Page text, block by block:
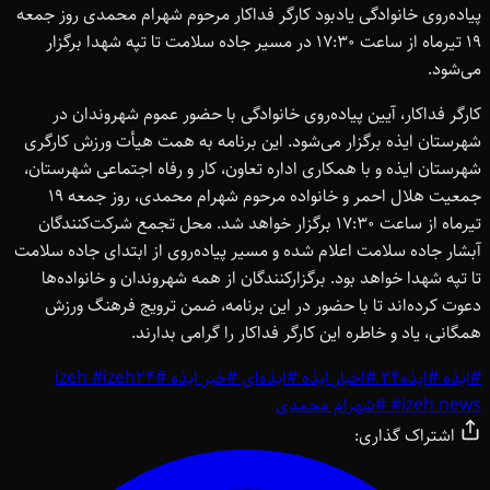
پیاده‌روی خانوادگی یادبود کارگر فداکار مرحوم شهرام محمدی روز جمعه
19 تیرماه از ساعت 17:30 در مسیر جاده سلامت تا تپه شهدا برگزار
می‌شود.
کارگر فداکار، آیین پیاده‌روی خانوادگی با حضور عموم شهروندان در
شهرستان ایذه برگزار می‌شود. این برنامه به همت هیأت ورزش کارگری
شهرستان ایذه و با همکاری اداره تعاون، کار و رفاه اجتماعی شهرستان،
جمعیت هلال احمر و خانواده مرحوم شهرام محمدی، روز جمعه 19
تیرماه از ساعت 17:30 برگزار خواهد شد. محل تجمع شرکت‌کنندگان
آبشار جاده سلامت اعلام شده و مسیر پیاده‌روی از ابتدای جاده سلامت
تا تپه شهدا خواهد بود. برگزارکنندگان از همه شهروندان و خانواده‌ها
دعوت کرده‌اند تا با حضور در این برنامه، ضمن ترویج فرهنگ ورزش
همگانی، یاد و خاطره این کارگر فداکار را گرامی بدارند.
#ایذه#ایذه24 #اخبار ایذه#ایذه‌ای#خبر ایذه#
izeh#izeh24
#izeh news
#شهرام محمدی
اشتراک گذاری: